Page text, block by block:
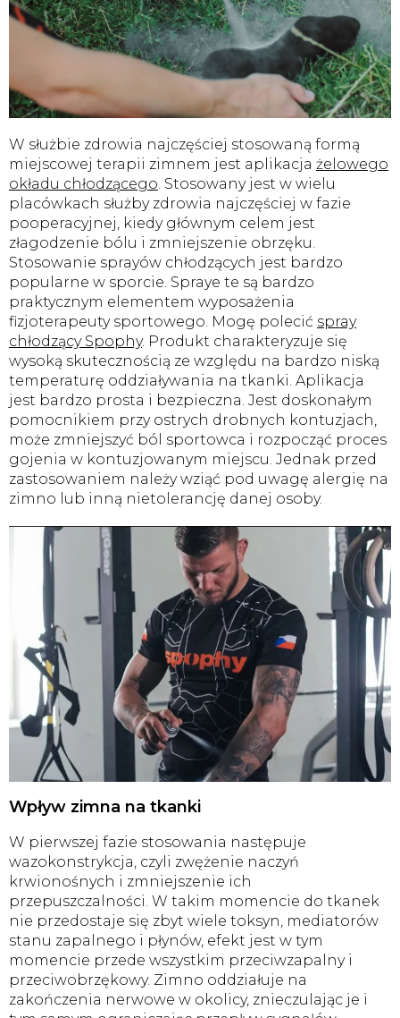
W służbie zdrowia najczęściej stosowaną formą
miejscowej terapii zimnem jest aplikacja żelowego
okładu chłodzącego. Stosowany jest w wielu
placówkach służby zdrowia najczęściej w fazie
pooperacyjnej, kiedy głównym celem jest
złagodzenie bólu i zmniejszenie obrzęku.
Stosowanie sprayów chłodzących jest bardzo
popularne w sporcie. Spraye te są bardzo
praktycznym elementem wyposażenia
fizjoterapeuty sportowego. Mogę polecić spray
chłodzący Spophy. Produkt charakteryzuje się
wysoką skutecznością ze względu na bardzo niską
temperaturę oddziaływania na tkanki. Aplikacja
jest bardzo prosta i bezpieczna. Jest doskonałym
pomocnikiem przy ostrych drobnych kontuzjach,
może zmniejszyć ból sportowca i rozpocząć proces
gojenia w kontuzjowanym miejscu. Jednak przed
zastosowaniem należy wziąć pod uwagę alergię na
zimno lub inną nietolerancję danej osoby.
Wpływ zimna na tkanki
W pierwszej fazie stosowania następuje
wazokonstrykcja, czyli zwężenie naczyń
krwionośnych i zmniejszenie ich
przepuszczalności. W takim momencie do tkanek
nie przedostaje się zbyt wiele toksyn, mediatorów
stanu zapalnego i płynów, efekt jest w tym
momencie przede wszystkim przeciwzapalny i
przeciwobrzękowy. Zimno oddziałuje na
zakończenia nerwowe w okolicy, znieczulając je i